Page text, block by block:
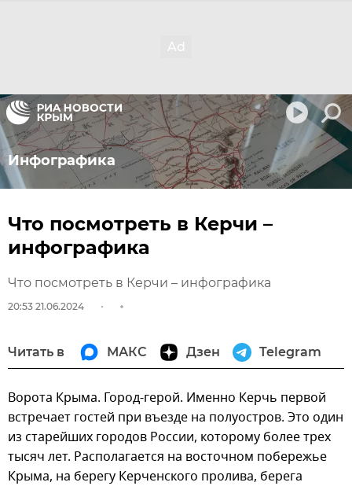
Инфографика
Что посмотреть в Керчи –
инфографика
Что посмотреть в Керчи – инфографика
20:53 21.06.2024
Читать в МАКС Дзен Telegram
Ворота Крыма. Город-герой. Именно Керчь первой
встречает гостей при въезде на полуостров. Это один
из старейших городов России, которому более трех
тысяч лет. Располагается на восточном побережье
Крыма, на берегу Керченского пролива, берега